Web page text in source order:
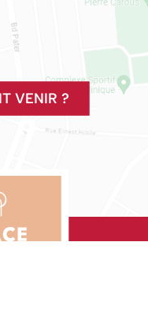
VENIR ?